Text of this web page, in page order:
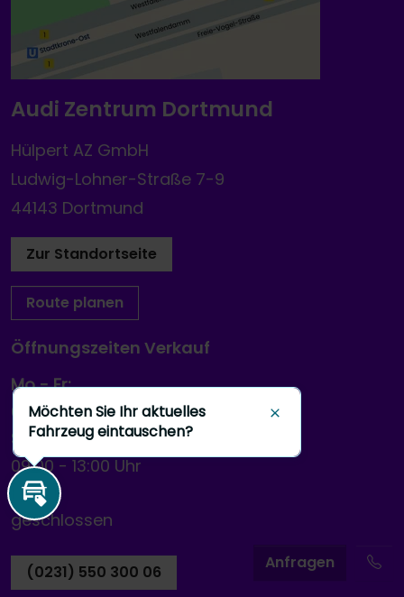
Anfragen
Audi Zentrum Dortmund
Hülpert AZ GmbH
Ludwig-Lohner-Straße 7-9
44143 Dortmund
Zur Standortseite
Route planen
Öffnungszeiten Verkauf
Mo - Fr:
08:00-18:00 Uhr
Sa:
09:00 - 13:00 Uhr
So:
geschlossen
(0231) 550 300 06
Inzahlungnahme
Möchten Sie Ihr aktuelles
Fahrzeug eintauschen?
Schließen